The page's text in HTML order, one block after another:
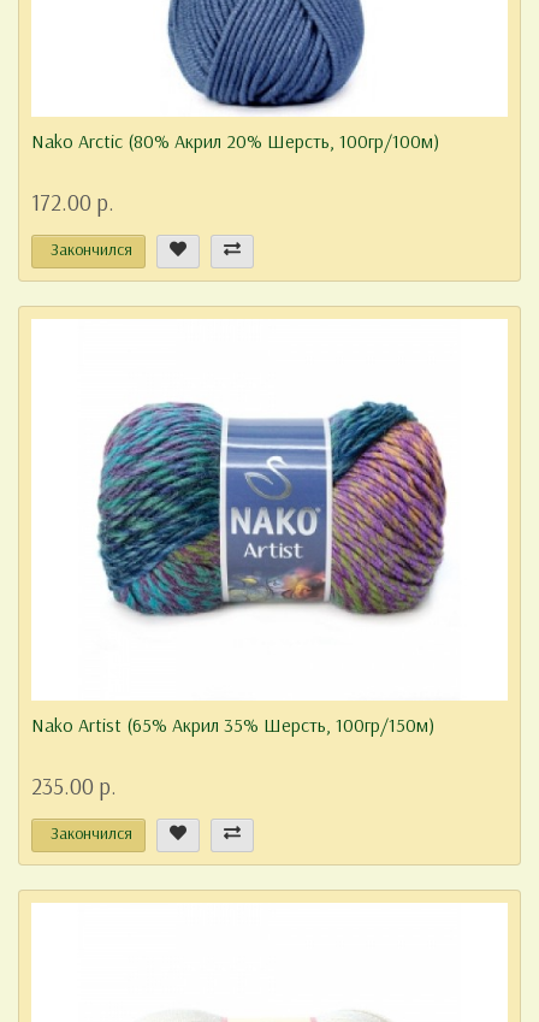
Nako Arctic (80% Акрил 20% Шерсть, 100гр/100м)
172.00 р.
Закончился
Nako Artist (65% Акрил 35% Шерсть, 100гр/150м)
235.00 р.
Закончился